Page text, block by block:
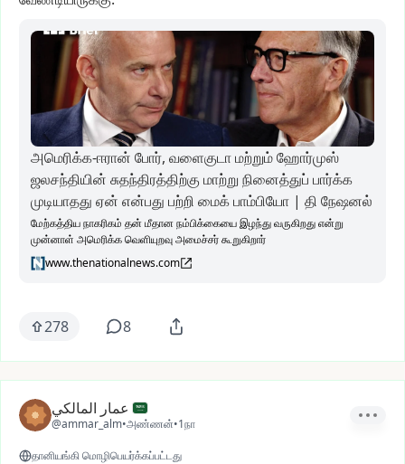
அமெரிக்க-ஈரான் போர், வளைகுடா மற்றும் ஹோர்முஸ்
ஜலசந்தியின் சுதந்திரத்திற்கு மாற்று நினைத்துப் பார்க்க
முடியாதது ஏன் என்பது பற்றி மைக் பாம்பியோ | தி நேஷனல்
மேற்கத்திய நாகரிகம் தன் மீதான நம்பிக்கையை இழந்து வருகிறது என்று
முன்னாள் அமெரிக்க வெளியுறவு அமைச்சர் கூறுகிறார்
www.thenationalnews.com
278 8
عمار المالكي
@ammar_alm•அண்ணன்•1நா
தானியங்கி மொழிபெயர்க்கப்பட்டது